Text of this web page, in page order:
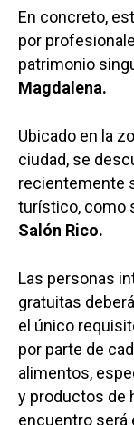
En concreto,
por
patrimonio
Magdalena.
Ubicado en la
ciudad, se
recientemente
turístico, como
Salón Rico.
Las personas
gratuitas
el único
por parte de
alimentos,
y productos de
encuentro será